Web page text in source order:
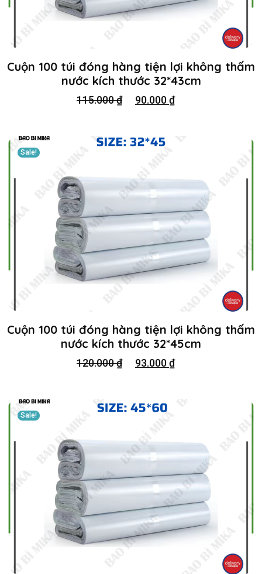
Cuộn 100 túi đóng hàng tiện lợi không thấm
nước kích thước 32*43cm
115.000₫ 90.000₫
Sale!
Cuộn 100 túi đóng hàng tiện lợi không thấm
nước kích thước 32*45cm
120.000₫ 93.000₫
Sale!